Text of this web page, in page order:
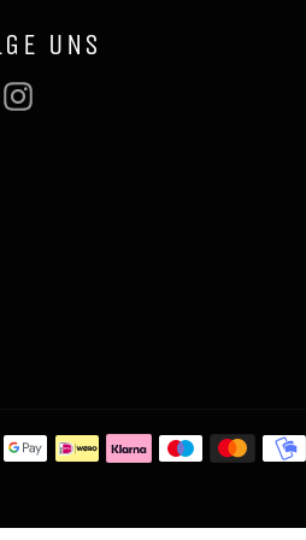
UNS
Facebook